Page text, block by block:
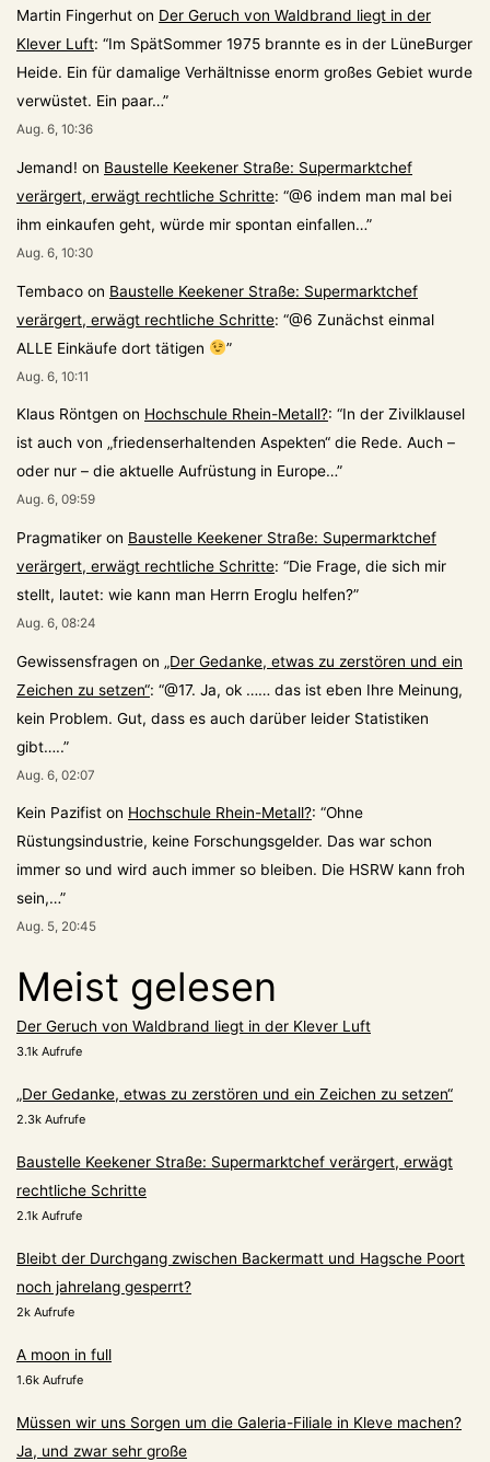
Martin Fingerhut on Der Geruch von Waldbrand liegt in der
Klever Luft: “Im SpätSommer 1975 brannte es in der LüneBurger
Heide. Ein für damalige Verhältnisse enorm großes Gebiet wurde
verwüstet. Ein paar…”
Aug. 6, 10:36
Jemand! on Baustelle Keekener Straße: Supermarktchef
verärgert, erwägt rechtliche Schritte: “@6 indem man mal bei
ihm einkaufen geht, würde mir spontan einfallen…”
Aug. 6, 10:30
Tembaco on Baustelle Keekener Straße: Supermarktchef
verärgert, erwägt rechtliche Schritte: “@6 Zunächst einmal
ALLE Einkäufe dort tätigen
”
Aug. 6, 10:11
Klaus Röntgen on Hochschule Rhein-Metall?: “In der Zivilklausel
ist auch von „friedenserhaltenden Aspekten“ die Rede. Auch –
oder nur – die aktuelle Aufrüstung in Europe…”
Aug. 6, 09:59
Pragmatiker on Baustelle Keekener Straße: Supermarktchef
verärgert, erwägt rechtliche Schritte: “Die Frage, die sich mir
stellt, lautet: wie kann man Herrn Eroglu helfen?”
Aug. 6, 08:24
Gewissensfragen on „Der Gedanke, etwas zu zerstören und ein
Zeichen zu setzen“: “@17. Ja, ok …… das ist eben Ihre Meinung,
kein Problem. Gut, dass es auch darüber leider Statistiken
gibt…..”
Aug. 6, 02:07
Kein Pazifist on Hochschule Rhein-Metall?: “Ohne
Rüstungsindustrie, keine Forschungsgelder. Das war schon
immer so und wird auch immer so bleiben. Die HSRW kann froh
sein,…”
Aug. 5, 20:45
Meist gelesen
Der Geruch von Waldbrand liegt in der Klever Luft
3.1k Aufrufe
„Der Gedanke, etwas zu zerstören und ein Zeichen zu setzen“
2.3k Aufrufe
Baustelle Keekener Straße: Supermarktchef verärgert, erwägt
rechtliche Schritte
2.1k Aufrufe
Bleibt der Durchgang zwischen Backermatt und Hagsche Poort
noch jahrelang gesperrt?
2k Aufrufe
A moon in full
1.6k Aufrufe
Müssen wir uns Sorgen um die Galeria-Filiale in Kleve machen?
Ja, und zwar sehr große